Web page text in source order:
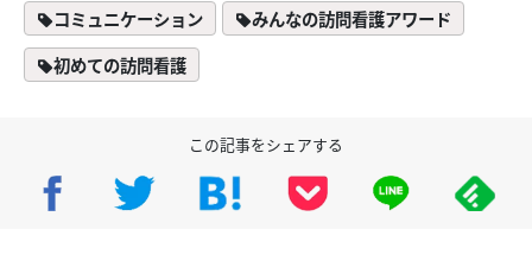
コミュニケーション
みんなの訪問看護アワード
初めての訪問看護
この記事をシェアする